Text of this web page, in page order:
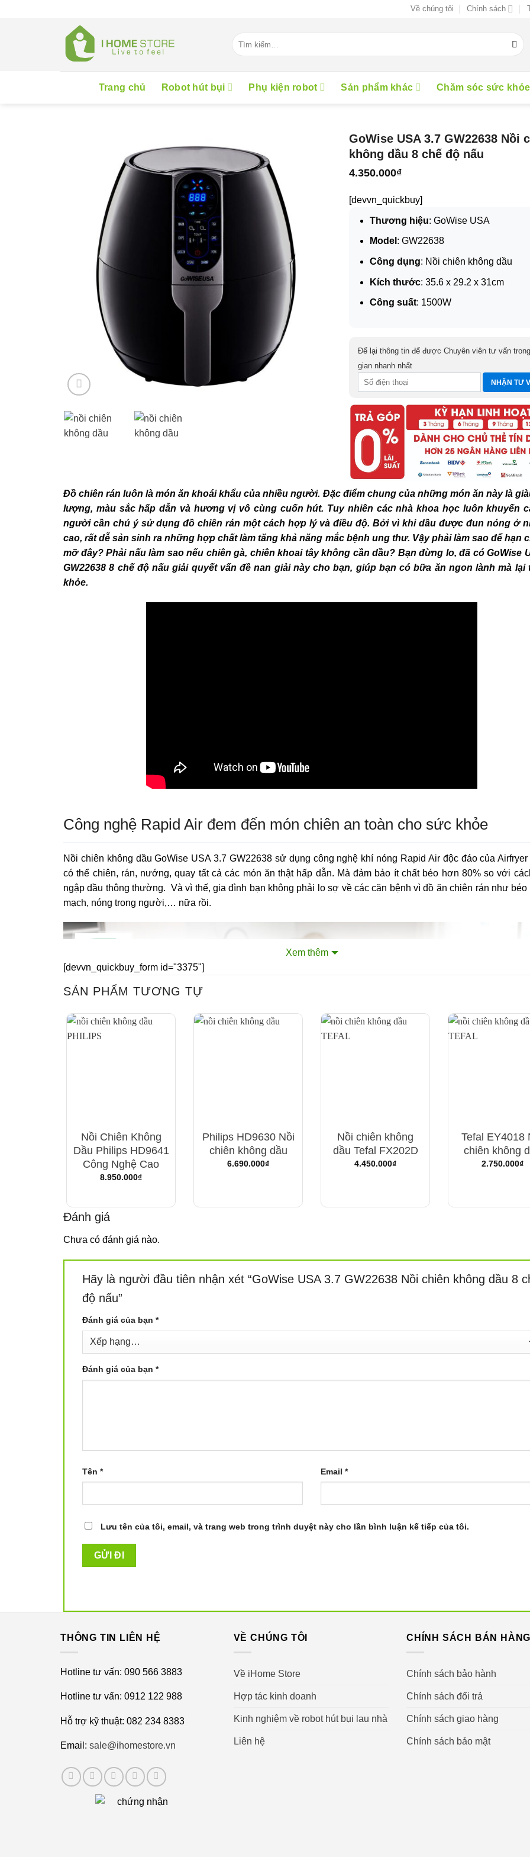
Về chúng tôi Chính sách
kiếm:
Trang chủ Robot hút bụi Phụ kiện robot Sản phẩm khác Chăm sóc sức khỏe
GoWise USA 3.7 GW22638 Nồi
không dầu 8 chế độ nấu
4.350.000₫
[devvn_quickbuy]
Thương hiệu: GoWise USA
Model : GW22638
Công dụng: Nồi chiên không dầu
Kích thước: 35.6 x 29.2 x 31cm
Công suất: 1500W
Để lại thông tin để được Chuyên viên tư vấn
gian nhanh nhất
Đồ chiên rán luôn là món ăn khoái khẩu của nhiều người. Đặc điểm chung của những món ăn này là
lượng, màu sắc hấp dẫn và hương vị vô cùng cuốn hút. Tuy nhiên các nhà khoa học luôn khuyến
người cần chú ý sử dụng đồ chiên rán một cách hợp lý và điều độ. Bởi vì khi dầu được đun nóng ở
cao, rất dễ sản sinh ra những hợp chất làm tăng khả năng mắc bệnh ung thư. Vậy phải làm sao để hạn
mỡ đây? Phải nấu làm sao nếu chiên gà, chiên khoai tây không cần dầu? Bạn đừng lo, đã có GoWise
GW22638 8 chế độ nấu giải quyết vấn đề nan giải này cho bạn, giúp bạn có bữa ăn ngon lành mà lại
khỏe.
Công nghệ Rapid Air đem đến món chiên an toàn cho sức khỏe
Nồi chiên không dầu GoWise USA 3.7 GW22638 sử dụng công nghệ khí nóng Rapid Air độc đáo của Airfryer
có thể chiên, rán, nướng, quay tất cả các món ăn thật hấp dẫn. Mà đảm bảo ít chất béo hơn 80% so với
ngập dầu thông thường. Và vì thế, gia đình bạn không phải lo sợ về các căn bệnh vì đồ ăn chiên rán như béo
mạch, nóng trong người,… nữa rồi.
Nồi chiên giảm khói, giảm mùi, không văng
Không chỉ vậy, công nghệ Rapid Air còn giúp món ngon của bạn giảm khói, giảm mùi, không làm không khí nhà
ngột ngạt. Bên cạnh đó, khi chế biến, nồi rất sạch sẽ, không văng, bám dầu mỡ xung quanh nữa đấy! Thật đỡ
dọn như những nồi truyền thống.
Xem thêm
[devvn_quickbuy_form id="3375"]
SẢN PHẨM TƯƠNG TỰ
Nồi Chiên Không
Dầu Philips HD9641
Công Nghệ Cao
8.950.000₫
Philips HD9630 Nồi
chiên không dầu
6.690.000₫
Nồi chiên không
dầu Tefal FX202D
4.450.000₫
Tefal EY4018
chiên không
2.750.000₫
Đánh giá
Chưa có đánh giá nào.
Hãy là người đầu tiên nhận xét “GoWise USA 3.7 GW22638 Nồi chiên không dầu 8
độ nấu”
Đánh giá của bạn *
Đánh giá của bạn *
Tên * Email *
Lưu tên của tôi, email, và trang web trong trình duyệt này cho lần bình luận kế tiếp của tôi.
THÔNG TIN LIÊN HỆ
Hotline tư vấn: 090 566 3883
Hotline tư vấn: 0912 122 988
Hỗ trợ kỹ thuật: 082 234 8383
Email: sale@ihomestore.vn
VỀ CHÚNG TÔI
Về iHome Store
Hợp tác kinh doanh
Kinh nghiệm về robot hút bụi lau nhà
Liên hệ
CHÍNH SÁCH BÁN HÀNG
Chính sách bảo hành
Chính sách đổi trả
Chính sách giao hàng
Chính sách bảo mật